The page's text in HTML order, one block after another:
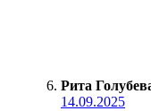
Рита
14.09.2025